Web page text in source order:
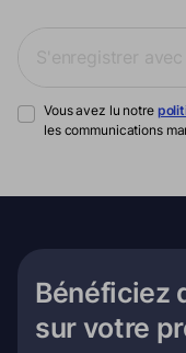
Vous avez lu notre
les communications
Bénéficiez
sur votre